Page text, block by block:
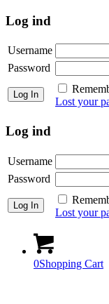
Log ind
Username
Password
Lost your
Log ind
Username
Password
Lost your
0Shopping Cart